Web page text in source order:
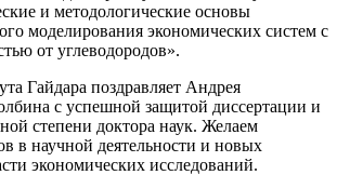
и методологические основы
моделирования экономических систем с
от углеводородов».
Гайдара поздравляет Андрея
с успешной защитой диссертации и
степени доктора наук. Желаем
в научной деятельности и новых
экономических исследований.